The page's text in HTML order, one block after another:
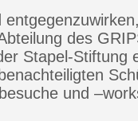
des
Stapel-Stiftung
und